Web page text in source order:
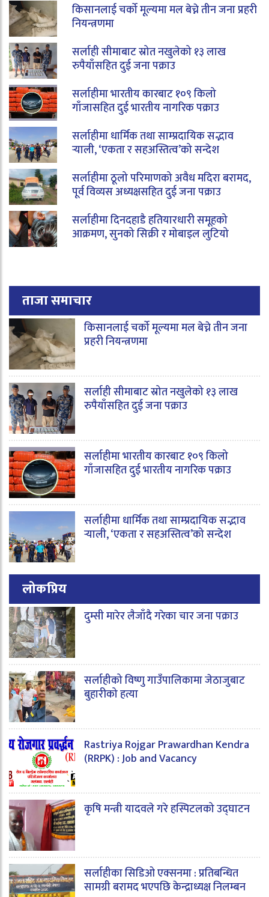
किसानलाई चर्को मूल्यमा मल बेच्ने तीन जना प्रहरी
नियन्त्रणमा
सर्लाही सीमाबाट स्रोत नखुलेको १३ लाख
रुपैयाँसहित दुई जना पक्राउ
सर्लाहीमा भारतीय कारबाट १०९ किलो
गाँजासहित दुई भारतीय नागरिक पक्राउ
सर्लाहीमा धार्मिक तथा साम्प्रदायिक सद्भाव
र्‍याली, ‘एकता र सहअस्तित्व’को सन्देश
सर्लाहीमा ठूलो परिमाणको अवैध मदिरा बरामद,
पूर्व विव्यस अध्यक्षसहित दुई जना पक्राउ
सर्लाहीमा दिनदहाडै हतियारधारी समूहको
आक्रमण, सुनको सिक्री र मोबाइल लुटियो
ताजा समाचार
किसानलाई चर्को मूल्यमा मल बेच्ने तीन जना
प्रहरी नियन्त्रणमा
सर्लाही सीमाबाट स्रोत नखुलेको १३ लाख
रुपैयाँसहित दुई जना पक्राउ
सर्लाहीमा भारतीय कारबाट १०९ किलो
गाँजासहित दुई भारतीय नागरिक पक्राउ
सर्लाहीमा धार्मिक तथा साम्प्रदायिक सद्भाव
र्‍याली, ‘एकता र सहअस्तित्व’को सन्देश
लोकप्रिय
दुम्सी मारेर लैजाँदै गरेका चार जना पक्राउ
सर्लाहीको विष्णु गाउँपालिकामा जेठाजुबाट
बुहारीको हत्या
Rastriya Rojgar Prawardhan Kendra
(RRPK) : Job and Vacancy
कृषि मन्त्री यादवले गरे हस्पिटलको उद्घाटन
सर्लाहीका सिडिओ एक्सनमा : प्रतिबन्धित
सामग्री बरामद भएपछि केन्द्राध्यक्ष निलम्बन